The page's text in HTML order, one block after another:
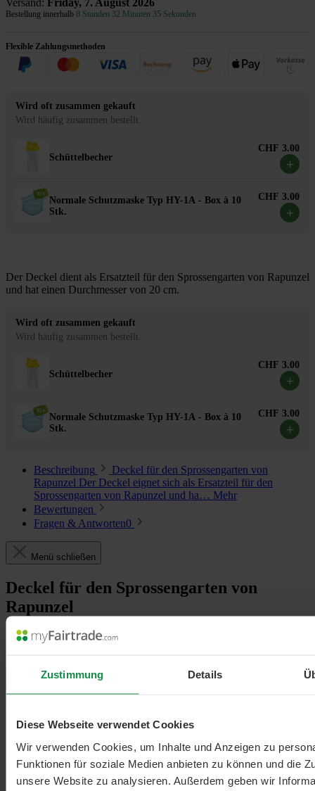
Zustimmung Details
Diese Webseite verwendet Cookies
Wir verwenden Cookies, um Inhalte und Anzeigen zu
Funktionen für soziale Medien anbieten zu können und die
unsere Website zu analysieren. Außerdem geben wir
Versand: Friday, 7. August 2026
Bestellung innerhalb 8 Stunden 32 Minuten 35 Sekunden
Flexible Zahlungsmethoden
Wird oft zusammen gekauft
Wird häufig zusammen bestellt.
Schüttelbecher
CHF 3.00
+
Normale Schutzmaske Typ HY-1A - Box à 10
Stk.
CHF 3.00
+
Der Deckel dient als Ersatzteil für den Sprossengarten von Rapunzel
und hat einen Durchmesser von 20 cm.
Wird oft zusammen gekauft
Wird häufig zusammen bestellt.
Schüttelbecher
CHF 3.00
+
Normale Schutzmaske Typ HY-1A - Box à 10
Stk.
CHF 3.00
+
Beschreibung
Deckel für den Sprossengarten von
Rapunzel Der Deckel eignet sich als Ersatzteil für den
Sprossengarten von Rapunzel und ha… Mehr
Bewertungen
Fragen & Antworten0
Menü schließen
Deckel für den Sprossengarten von
Rapunzel
Der Deckel eignet sich als Ersatzteil für den Sprossengarten von
5 /5